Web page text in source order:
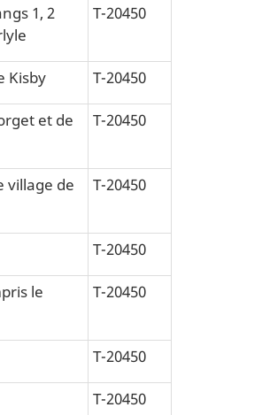
1, 2
T-20450
Kisby
T-20450
et de
T-20450
village de
T-20450
T-20450
le
T-20450
T-20450
T-20450